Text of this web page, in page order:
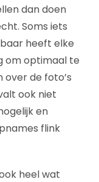
dan doen
Soms iets
heeft elke
om optimaal te
de foto’s
ook niet
en
flink
heel wat